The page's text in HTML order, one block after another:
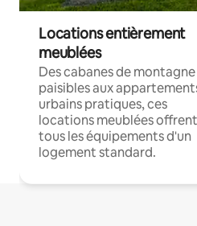
Locations entièrement
meublées
Des cabanes de montagne
paisibles aux
urbains pratiques, ces
locations meublées offrent
tous les équipements d'un
logement standard.